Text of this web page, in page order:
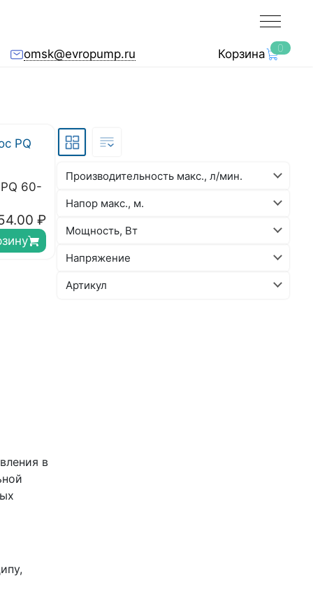
omsk@evropump.ru Корзина 0
60-
₽
в
Производительность макс., л/мин.
Напор макс., м.
Мощность, Вт
Напряжение
Артикул